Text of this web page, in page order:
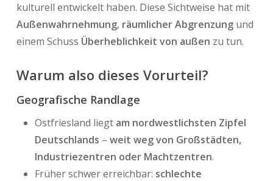
kulturell entwickelt haben. Diese Sichtweise hat mit
Außenwahrnehmung, räumlicher Abgrenzungund
einem Schuss Überheblichkeit von außen zu tun.
Warum also dieses Vorurteil?
Geografische Randlage
Ostfriesland liegt am nordwestlichsten Zipfel
Deutschlands – weit weg von Großstädten,
Industriezentren oder Machtzentren.
Früher schwer erreichbar: schlechte